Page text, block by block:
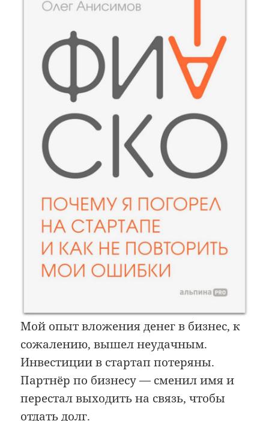
Мой опыт вложения денег в бизнес, к
сожалению, вышел неудачным.
Инвестиции в стартап потеряны.
Партнёр по бизнесу — сменил имя и
перестал выходить на связь, чтобы
отдать долг.